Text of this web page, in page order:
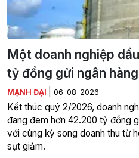
Một doanh nghiệp
tỷ đồng gửi ngân hàng
MẠNH ĐẠI 06-08-2026
Kết thúc quý 2/2026, doanh
đang đem hơn 42.200 tỷ đồng
với cùng kỳ song doanh thu từ
sụt giảm.